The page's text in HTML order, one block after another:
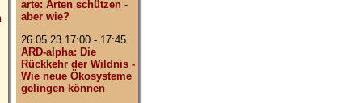
arte: Arten schützen -
aber wie?
26.05.23 17:00 - 17:45
ARD-alpha: Die
Rückkehr der Wildnis -
Wie neue Ökosysteme
gelingen können